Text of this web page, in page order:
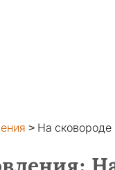
> На сковороде